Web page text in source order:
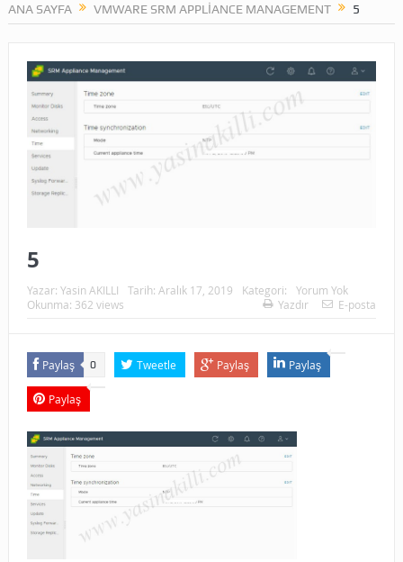
ANA SAYFA VMWARE SRM APPLIANCE MANAGEMENT 5
5
Yazar: Yasin AKILLI Tarih: Aralık 17, 2019 Kategori:
Yorum Yok
Okunma: 362 views
Yazdır E-posta
Paylaş 0 Tweetle Paylaş Paylaş
Paylaş